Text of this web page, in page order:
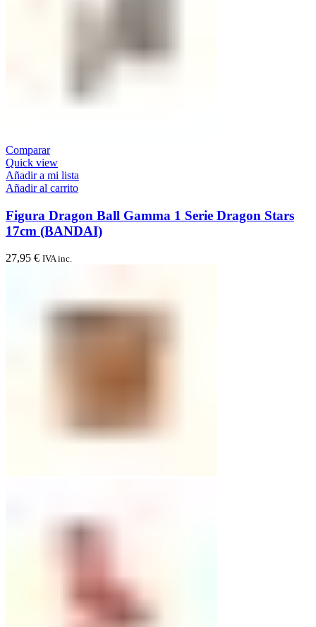
Comparar
Quick view
Añadir a mi lista
Añadir al carrito
Figura Dragon Ball Gamma 1 Serie Dragon Stars
17cm (BANDAI)
27,95 € IVA inc.